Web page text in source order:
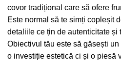
covor tradițional care să ofere
Este normal să te simți copleșit
detaliile ce țin de autenticitate și
Obiectivul tău este să găsești
o investiție estetică ci și o piesă